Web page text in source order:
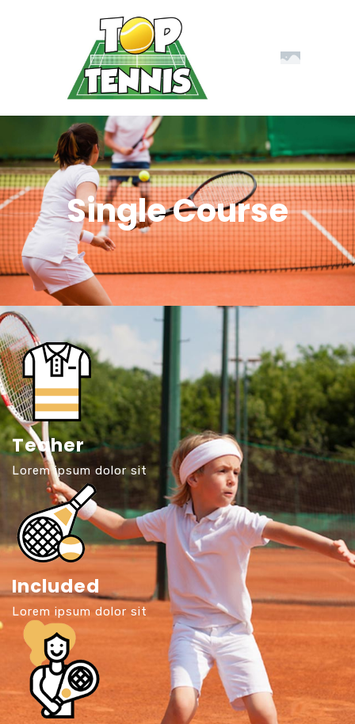
Single Course
Teaher
Lorem ipsum dolor sit
Included
Lorem ipsum dolor sit